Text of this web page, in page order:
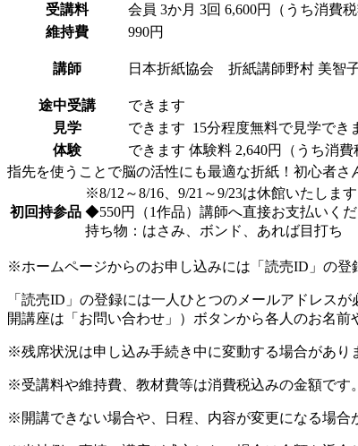
受講料 会員 3か月 3回 6,600円（うち消費税
維持費
990円
講師 日本折紙協会 折紙講師野村 美智
途中受講
できます
見学
できます 15分程度無料で見学で
体験
できます 体験料 2,640円（うち消費
指先を使うことで脳の活性にも最適な折紙！初心者
初回持参品
※8/12～8/16、9/21～9/23は休館いたします
◆550円（1作品）講師へ直接お支払いくだ
持ち物：はさみ、ボンド、あれば目打ち
※ホームページからのお申し込みには「読売ID」の登
「読売ID」の登録には一人ひとつのメールアドレス
開講座は「お問い合わせ」）ボタンから各人のお名前
※残席状況は申し込み手続き中に変動する場合があり
※受講料や維持費、教材費等は消費税込みの金額です
※開講できない場合や、日程、内容が変更になる場合